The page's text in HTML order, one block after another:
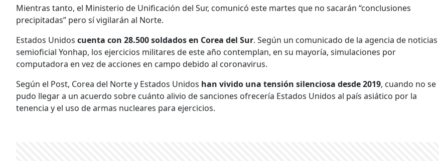
Mientras tanto, el Ministerio de Unificación del Sur, comunicó este martes que no sacarán “conclusiones
precipitadas” pero sí vigilarán al Norte.
Estados Unidos cuenta con 28.500 soldados en Corea del Sur. Según un comunicado de la agencia de noticias
semioficial Yonhap, los ejercicios militares de este año contemplan, en su mayoría, simulaciones por
computadora en vez de acciones en campo debido al coronavirus.
Según el Post, Corea del Norte y Estados Unidos han vivido una tensión silenciosa desde 2019, cuando no se
pudo llegar a un acuerdo sobre cuánto alivio de sanciones ofrecería Estados Unidos al país asiático por la
tenencia y el uso de armas nucleares para ejercicios.